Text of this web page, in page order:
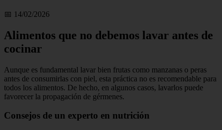
📅 14/02/2026
Alimentos que no debemos lavar antes de
cocinar
Aunque es fundamental lavar bien frutas como manzanas o peras
antes de consumirlas con piel, esta práctica no es recomendable para
todos los alimentos. De hecho, en algunos casos, lavarlos puede
favorecer la propagación de gérmenes.
Consejos de un experto en nutrición